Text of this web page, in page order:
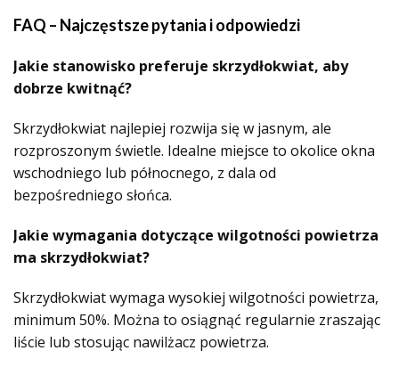
FAQ – Najczęstsze pytania i odpowiedzi
Jakie stanowisko preferuje skrzydłokwiat, aby
dobrze kwitnąć?
Skrzydłokwiat najlepiej rozwija się w jasnym, ale
rozproszonym świetle. Idealne miejsce to okolice okna
wschodniego lub północnego, z dala od
bezpośredniego słońca.
Jakie wymagania dotyczące wilgotności powietrza
ma skrzydłokwiat?
Skrzydłokwiat wymaga wysokiej wilgotności powietrza,
minimum 50%. Można to osiągnąć regularnie zraszając
liście lub stosując nawilżacz powietrza.